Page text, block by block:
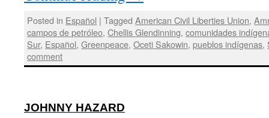
Posted in Español | Tagged American Civil Liberties Union,
campos de petróleo,Chellis Glendinning,comunidades
Sur, Español,Greenpeace,Oceti Sakowin,pueblos indígenas,
comment
JOHNNY HAZARD